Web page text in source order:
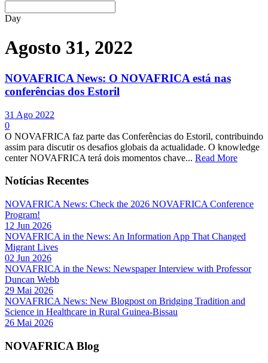
Day
Agosto 31, 2022
NOVAFRICA News: O NOVAFRICA está nas
conferências dos Estoril
31 Ago 2022
0
O NOVAFRICA faz parte das Conferências do Estoril, contribuindo
assim para discutir os desafios globais da actualidade. O knowledge
center NOVAFRICA terá dois momentos chave... Read More
Notícias Recentes
NOVAFRICA News: Check the 2026 NOVAFRICA Conference
Program!
12 Jun 2026
NOVAFRICA in the News: An Information App That Changed
Migrant Lives
02 Jun 2026
NOVAFRICA in the News: Newspaper Interview with Professor
Duncan Webb
29 Mai 2026
NOVAFRICA News: New Blogpost on Bridging Tradition and
Science in Healthcare in Rural Guinea-Bissau
26 Mai 2026
NOVAFRICA Blog